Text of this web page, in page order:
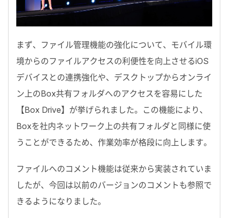
まず、ファイル管理機能の強化について、モバイル環
境からのファイルアクセスの利便性を向上させるiOS
デバイスとの連携強化や、デスクトップからオンライ
ン上のBox共有フォルダへのアクセスを容易にした
【Box Drive】が挙げられました。この機能により、
Boxを社内ネットワーク上の共有フォルダと同様に使
うことができるため、作業効率が格段に向上します。
ファイルへのコメント機能は従来から実装されていま
したが、今回は以前のバージョンのコメントも参照で
きるようになりました。